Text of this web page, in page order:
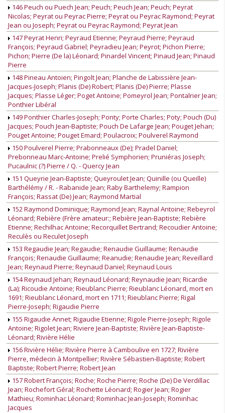
146 Peuch ou Puech Jean; Peuch; Peuch Jean; Peuch; Peyrat
Nicolas; Peyrat ou Peyrac Pierre; Peyrat ou Peyrac Raymond; Peyrat
Jean ou Joseph; Peyrat ou Peyrac Raymond; Peyrat Jean
147 Peyrat Henri; Peyraud Etienne; Peyraud Pierre; Peyraud
François; Peyraud Gabriel; Peyradieu Jean; Peyrot; Pichon Pierre;
Pichon; Pierre (De la) Léonard; Pinardel Vincent; Pinaud Jean; Pinaud
Pierre
148 Pineau Antoien; Pingolt Jean; Planche de Labissière Jean-
Jacques-Joseph; Planis (De) Robert; Planis (De) Pierre; Plasse
Jacques; Plasse Léger; Poget Antoine; Pomeyrol Jean; Pontalrier Jean;
Ponthier Libéral
149 Ponthier Charles-Joseph; Ponty; Porte Charles; Poty; Pouch (Du)
Jacques; Pouch Jean-Baptiste; Pouch De Lafarge Jean; Pouget Jehan;
Pouget Antoine; Pouget Emard; Poulacroix; Poulverel Raymond
150 Poulverel Pierre; Prabonneaux (De); Pradel Daniel;
Prebonneau Marc-Antoine; Prelié Symphorien; Pruniéras Joseph;
Pucaulnic (?) Pierre / Q. - Quercy Jean
151 Queyrie Jean-Baptiste; Queyroulet Jean; Quinille (ou Queille)
Barthélémy / R. - Rabanide Jean; Raby Barthelemy; Rampion
François; Rassat (De) Jean; Raymond Martial
152 Raymond Dominique; Raymond Jean; Raynal Antoine; Rebeyrol
Léonard; Rebière (Frère amateur:; Rebière Jean-Baptiste; Rebière
Etienne; Rechilhac Antoine; Recorquillet Bertrand; Recoudier Antoine;
Reculès ou Reculet Joseph
153 Regaudie Jean; Regaudie; Renaudie Guillaume; Renaudie
François; Renaudie Guillaume; Reanudie; Renaudie Jean; Reveillard
Jean; Reynaud Pierre; Reynaud Daniel; Reynaud Louis
154 Reynaud Jehan; Reynaud Léonard; Reynaudie Jean; Ricardie
(La); Ricoudie Antoine; Rieublanc Pierre; Rieublanc Léonard, mort en
1691; Rieublanc Léonard, mort en 1711; Rieublanc Pierre; Rigal
Pierre-Joseph; Rigaudie Pierre
155 Rigaudie Annet; Rigaudie Etienne; Rigole Pierre-Joseph; Rigole
Antoine; Rigolet Jean; Riviere Jean-Baptiste; Rivière Jean-Baptiste-
Léonard; Rivière Hélie
156 Rivière Hélie; Rivière Pierre à Camboulive en 1727; Rivière
Pierre, médecin à Montpellier; Rivière Sébastien-Baptiste; Robert
Baptiste; Robert Pierre; Robert Jean
157 Robert François; Roche; Roche Pierre; Roche (De) De Verdillac
Jean; Rochefort Géral; Rochette Léonard; Rogier Jean; Rogier
Mathieu; Rominhac Léonard; Rominhac Jean-Joseph; Rominhac
Jacques